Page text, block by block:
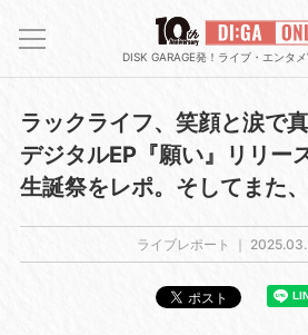
DISK GARAGE発！ライブ・エンタ
ラックライフ、笑顔と涙で
デジタルEP『願い』リリー
生誕祭をレポ。そしてまた
ライブレポート ｜